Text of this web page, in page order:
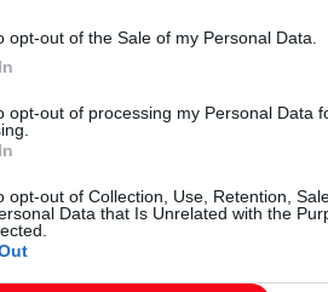
opt-out of the Sale of my Personal Data.
opt-out of processing my Personal Data
opt-out of Collection, Use, Retention,
Data that Is Unrelated with the
την Ενδοοικογενειακή Βία, με
για την πρόληψη και την
2025 και ώρα 18:00 μ.μ.,
Εκπαίδευσης Σαπών.
του Γραφείου Αντιμετώπισης
Ροδόπης, ο οποίος θα αναπτύξει
του φαινομένου, τα